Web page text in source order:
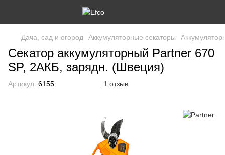
Дача, сад и огород Аккумуляторные секаторы
Секатор аккумуляторный Partner 670
SP, 2АКБ, зарядн. (Швеция)
Артикул: 6155 1 отзыв